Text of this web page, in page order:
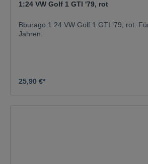
1:24 VW Golf 1 GTI '79, rot
Bburago 1:24 VW Golf 1 GTI '79, rot.
Jahren.
25,90 €*